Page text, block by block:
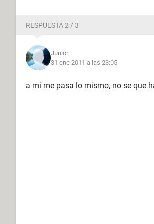
RESPUESTA 2 / 3
Junior
31 ene 2011 a las 23:05
a mi me pasa lo mismo, no se que